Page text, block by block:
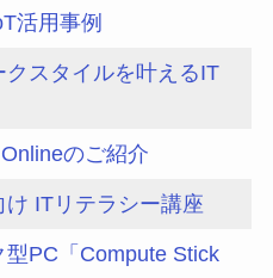
活用事例
クスタイルを叶えるIT
のご紹介
け ITリテラシー講座
型PC「Compute Stick